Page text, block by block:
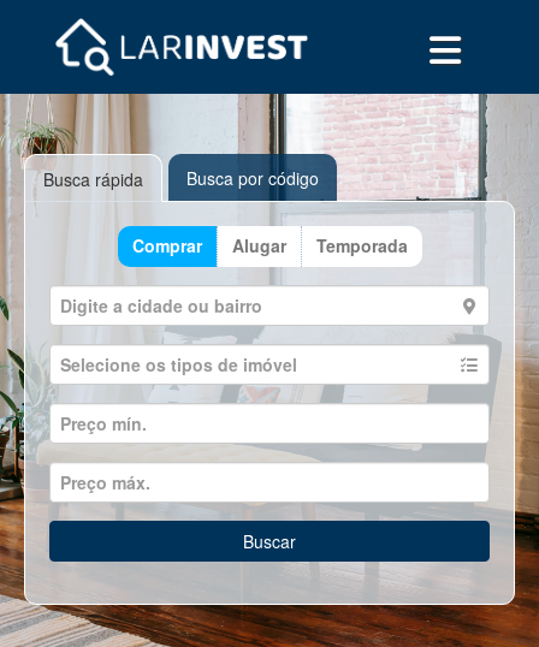
Busca rápida Busca por código
Comprar Alugar Temporada